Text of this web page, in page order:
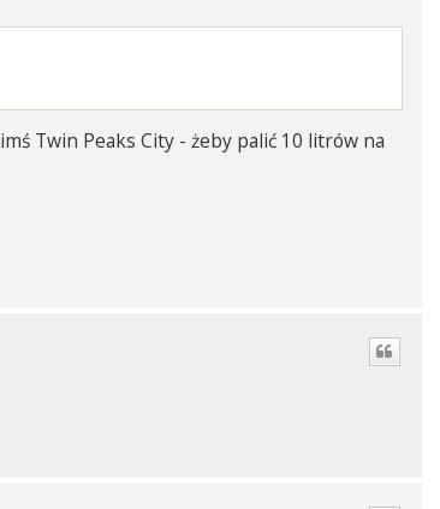
Twin Peaks City - żeby palić 10 litrów na